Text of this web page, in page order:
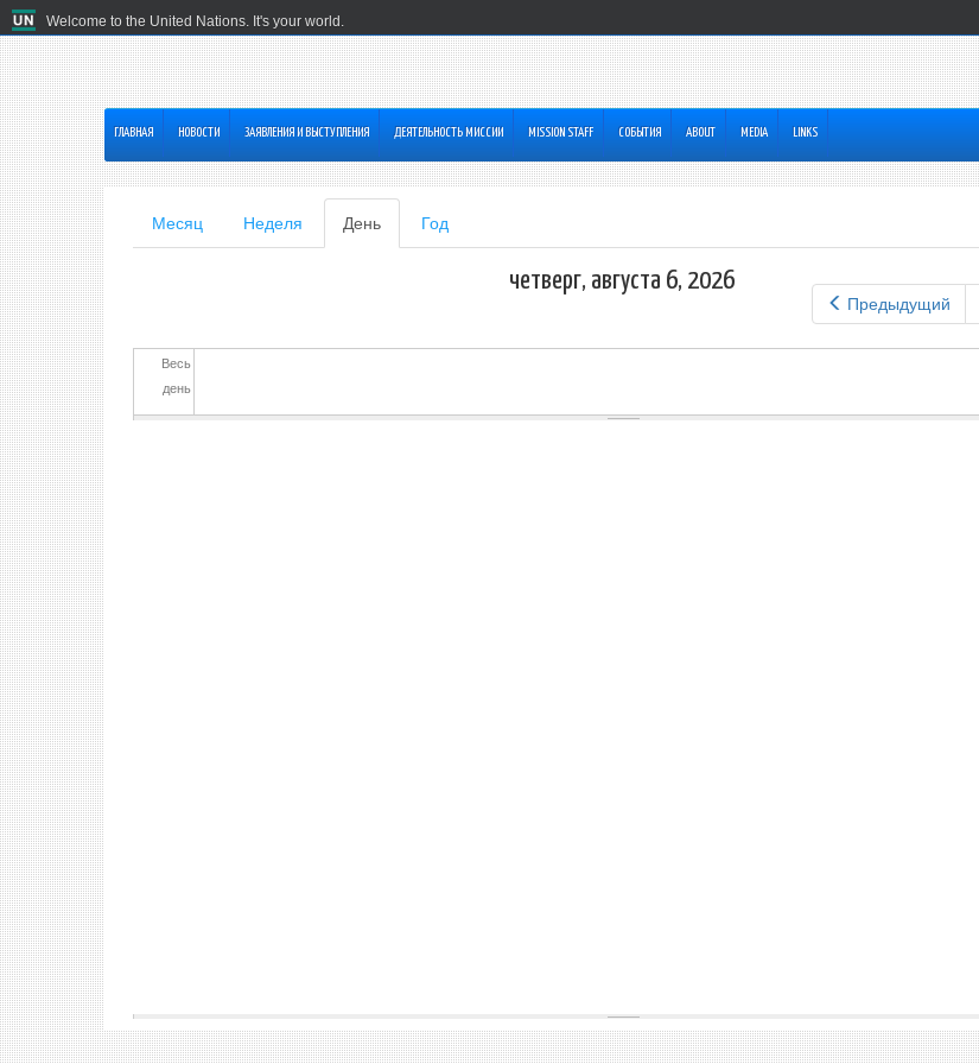
Welcome to the United Nations. It's your world.
ГЛАВНАЯ HОВОСТИ ЗАЯВЛЕНИЯ И ВЫСТУПЛЕНИЯ ДЕЯТЕЛЬНОСТЬ МИССИИ MISSION STAFF СОБЫТИЯ ABOUT MEDIA LINKS
Главные
вкладки
Месяц Неделя День (активная
вкладка)
Год
Предыдущий
четверг, августа 6, 2026
Весь
день